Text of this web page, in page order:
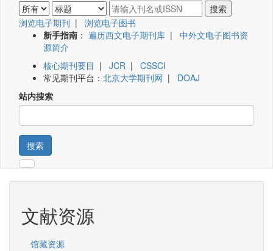
浏览电子期刊 | 浏览电子图书
新手指南 ： 遍历西文电子期刊库 | 中外文电子图书资
源简介
核心期刊要目 | JCR | CSSCI
常见期刊平台： 北京大学期刊网 | DOAJ
站内搜索
搜索
文献资源
馆藏资源